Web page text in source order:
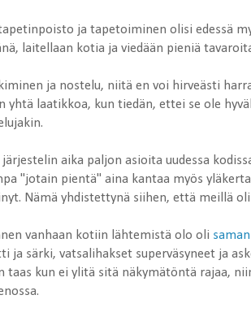
ja tapetoiminen olisi edessä
laitellaan kotia ja viedään pieniä
ja nostelu, niitä en voi hirveästi
yhtä laatikkoa, kun tiedän, ettei se ole
järjestelin aika paljon asioita uudessa
"jotain pientä" aina kantaa myös
Nämä yhdistettynä siihen, että meillä
vanhaan kotiin lähtemistä olo oli
ja särki, vatsalihakset superväsyneet ja
taas kun ei ylitä sitä näkymätöntä rajaa,